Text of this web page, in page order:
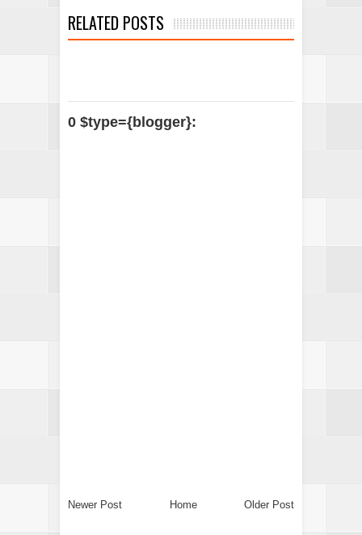
RELATED POSTS
0 $type={blogger}:
Newer Post Older Post
Home